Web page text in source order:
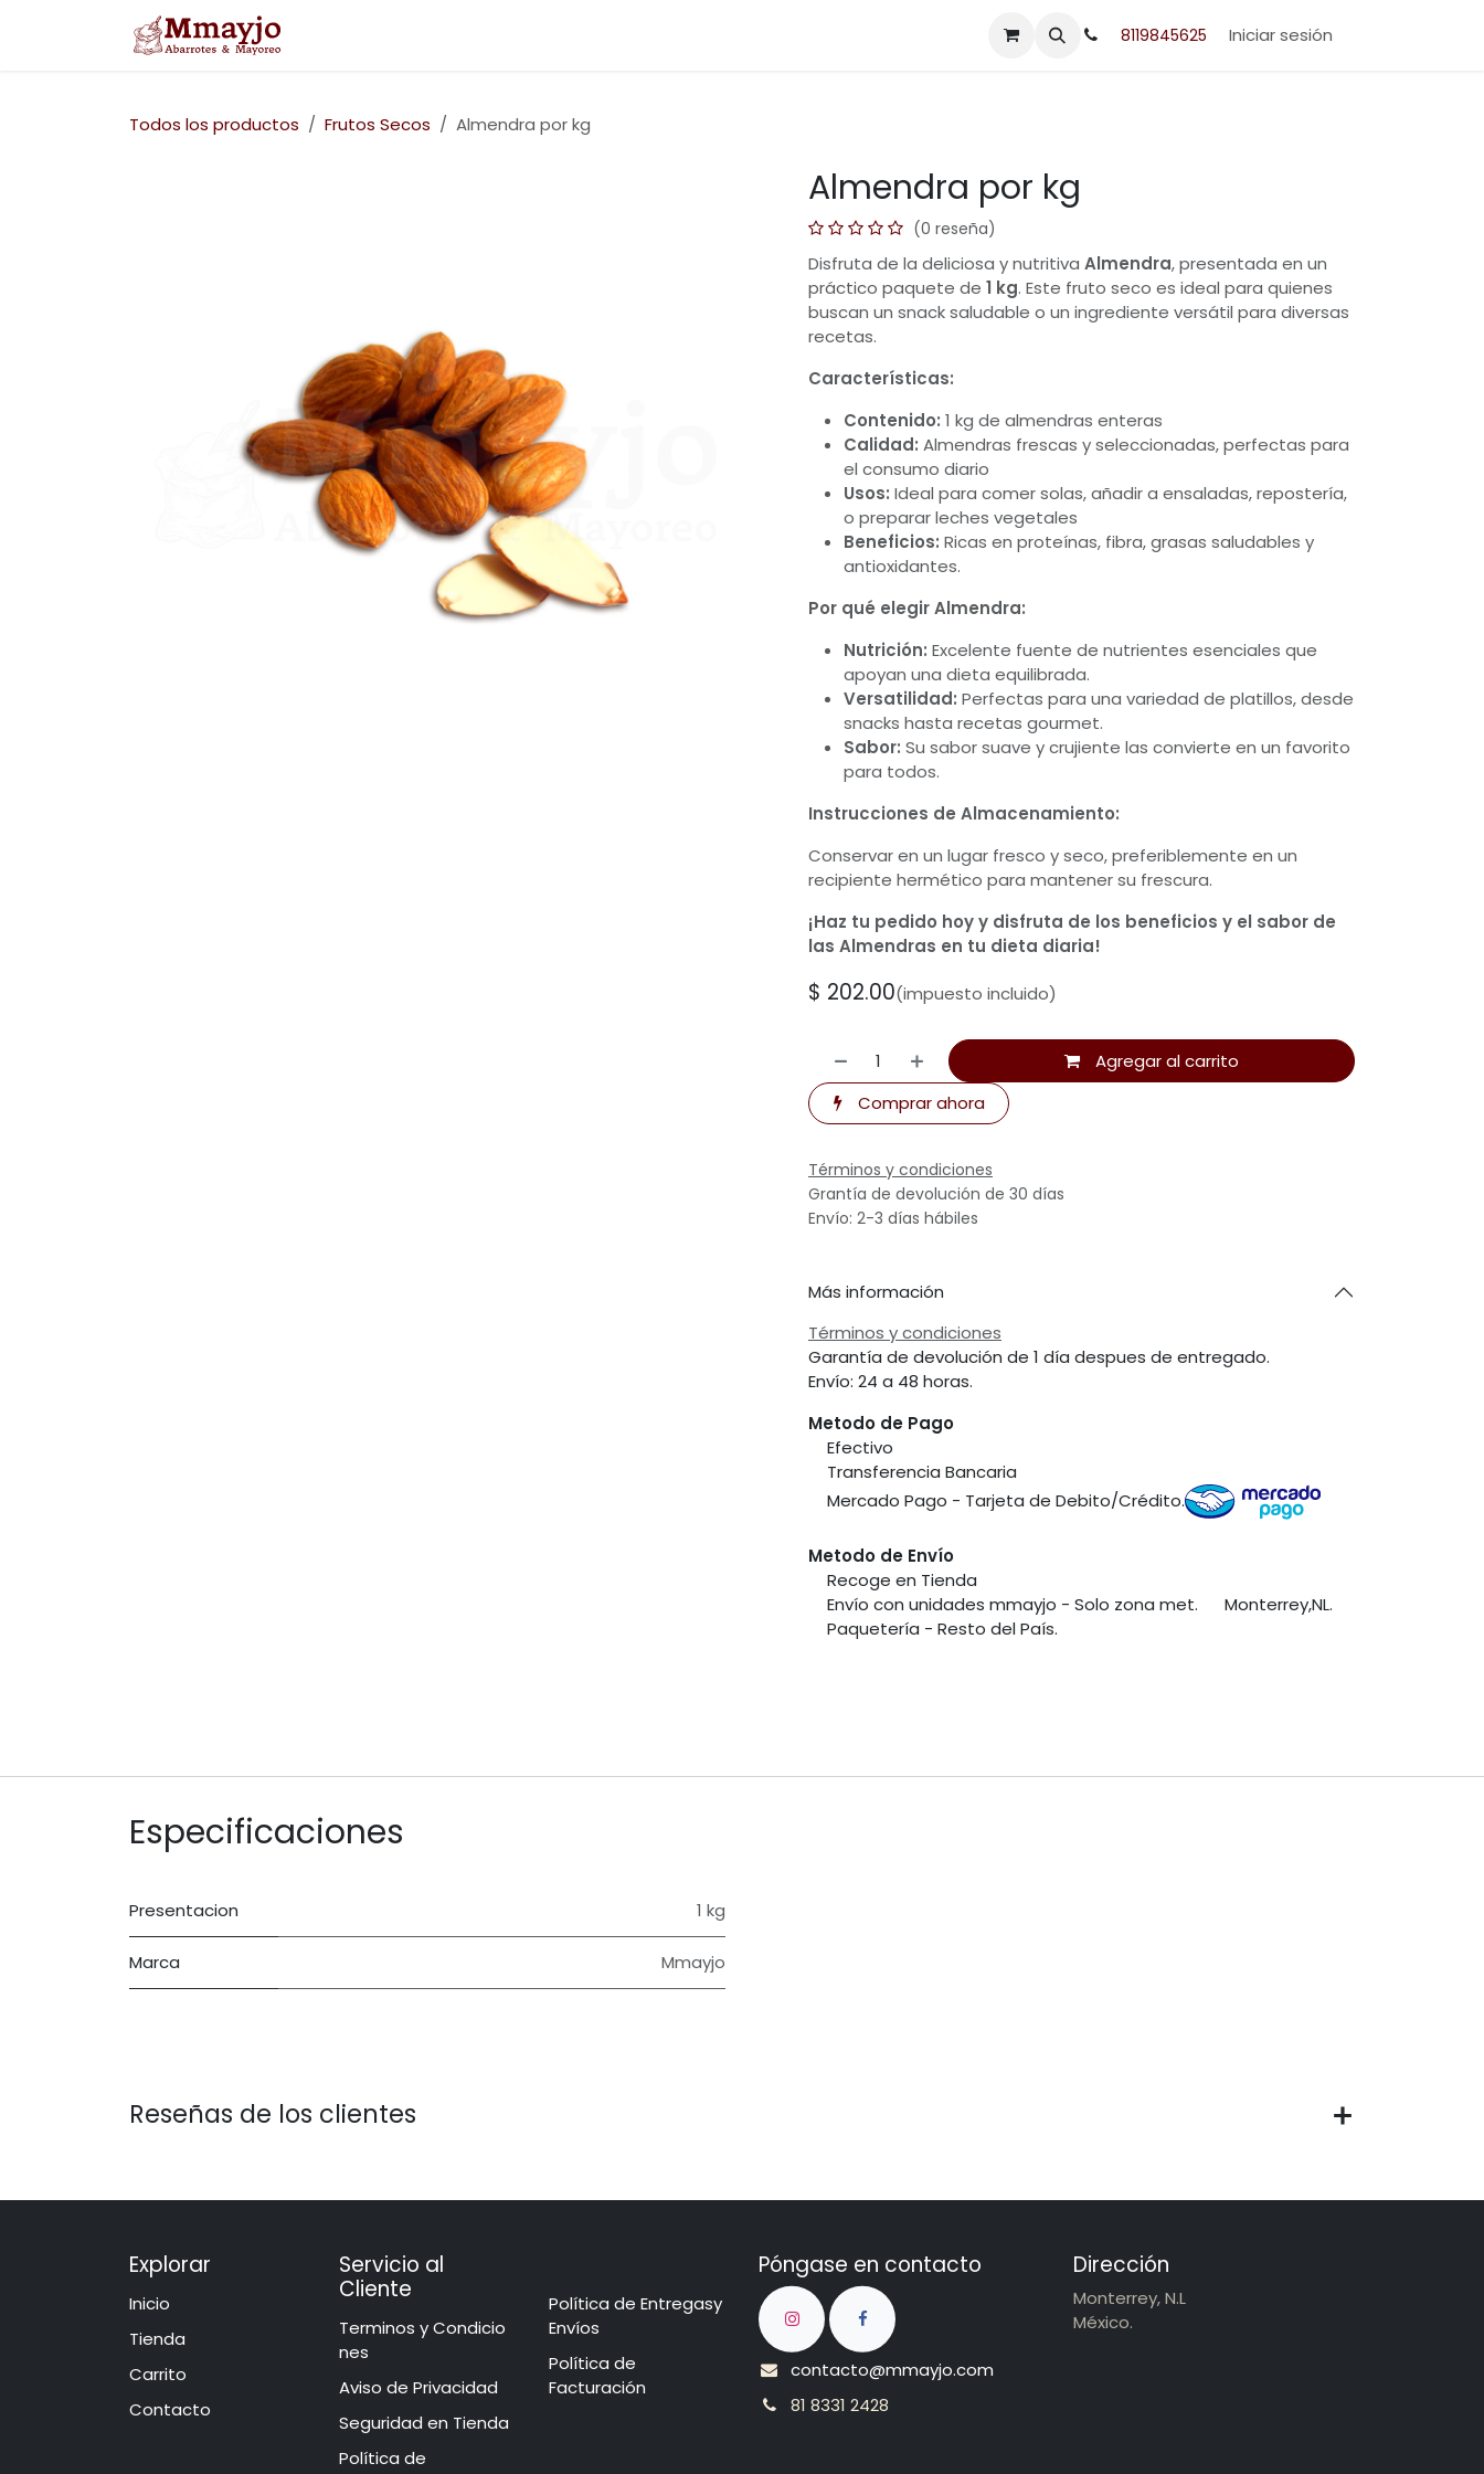
Contacto 8119845625 Iniciar sesión
Todos los productos Frutos Secos Almendra por kg
Almendra por kg
(0 reseña)
Disfruta de la deliciosa y nutritiva Almendra, presentada en un
práctico paquete de 1 kg. Este fruto seco es ideal para quienes
buscan un snack saludable o un ingrediente versátil para diversas
recetas.
Características:
Contenido: 1 kg de almendras enteras
Calidad: Almendras frescas y seleccionadas, perfectas para
el consumo diario
Usos: Ideal para comer solas, añadir a ensaladas, repostería,
o preparar leches vegetales
Beneficios: Ricas en proteínas, fibra, grasas saludables y
antioxidantes.
Por qué elegir Almendra:
Nutrición: Excelente fuente de nutrientes esenciales que
apoyan una dieta equilibrada.
Versatilidad: Perfectas para una variedad de platillos, desde
snacks hasta recetas gourmet.
Sabor: Su sabor suave y crujiente las convierte en un favorito
para todos.
Instrucciones de Almacenamiento:
Conservar en un lugar fresco y seco, preferiblemente en un
recipiente hermético para mantener su frescura.
¡Haz tu pedido hoy y disfruta de los beneficios y el sabor de
las Almendras en tu dieta diaria!
$ 202.00(impuesto incluido)
Agregar al carrito
Comprar ahora
Términos y condiciones
Grantía de devolución de 30 días
Envío: 2-3 días hábiles
Más información
Términos y condiciones
Garantía de devolución de 1 día despues de entregado.
Envío: 24 a 48 horas.
Metodo de Pago
​Efectivo
​Transferencia Bancaria
​Mercado Pago - Tarjeta de Debito/Crédito.
Metodo de Envío
​Recoge en Tienda
​Envío con unidades mmayjo - Solo zona met. Monterrey,NL.
​Paquetería - Resto del País.
Especificaciones
Presentacion 1 kg
Marca Mmayjo
Reseñas de los clientes
Explorar
Inicio
​​​Tie​n​d​a
Carrito
Contacto
Servicio al
Cliente
​​​​​​​​​​​​​​​​​​T​e​r​mi​n​o​s​ ​y​ Co​n​di​cio​
ne​s
Aviso de Privacidad
​​​​​​​​S​e​gu​r​idad ​en​ Ti​enda
Política de
Política de Entregasy
Envíos
​​​​​P​o​l​​ít​ica de
Facturación
Póngase en contacto
contacto@mmayjo.com
81 8331 2428
Dirección
Monterrey, N.L
México.